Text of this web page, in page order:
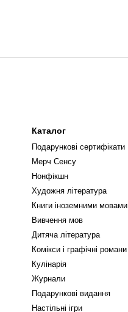
Каталог
Подарункові сертифікати
Мерч Сенсу
Нонфікшн
Художня література
Книги іноземними мовами
Вивчення мов
Дитяча література
Комікси і графічні романи
Кулінарія
Журнали
Подарункові видання
Настільні ігри